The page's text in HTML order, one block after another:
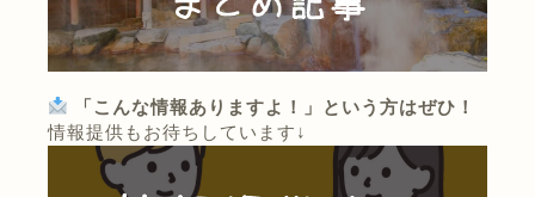
「こんな情報ありますよ！」という方はぜひ！
情報提供もお待ちしています↓